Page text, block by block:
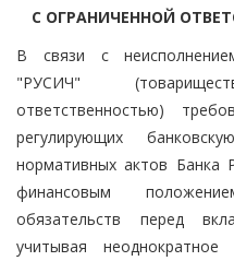
С ОГРАНИЧЕННОЙ
В связи с
"РУСИЧ"
ответственностью)
регулирующих
нормативных актов Банка
финансовым
обязательств перед
учитывая